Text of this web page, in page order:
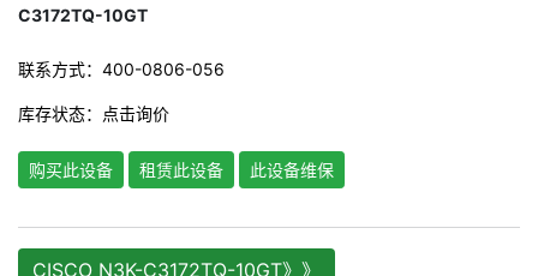
C3172TQ-10GT
联系方式：400-0806-056
库存状态： 点击询价
购买此设备 租赁此设备 此设备维保
CISCO N3K-C3172TQ-10GT》》